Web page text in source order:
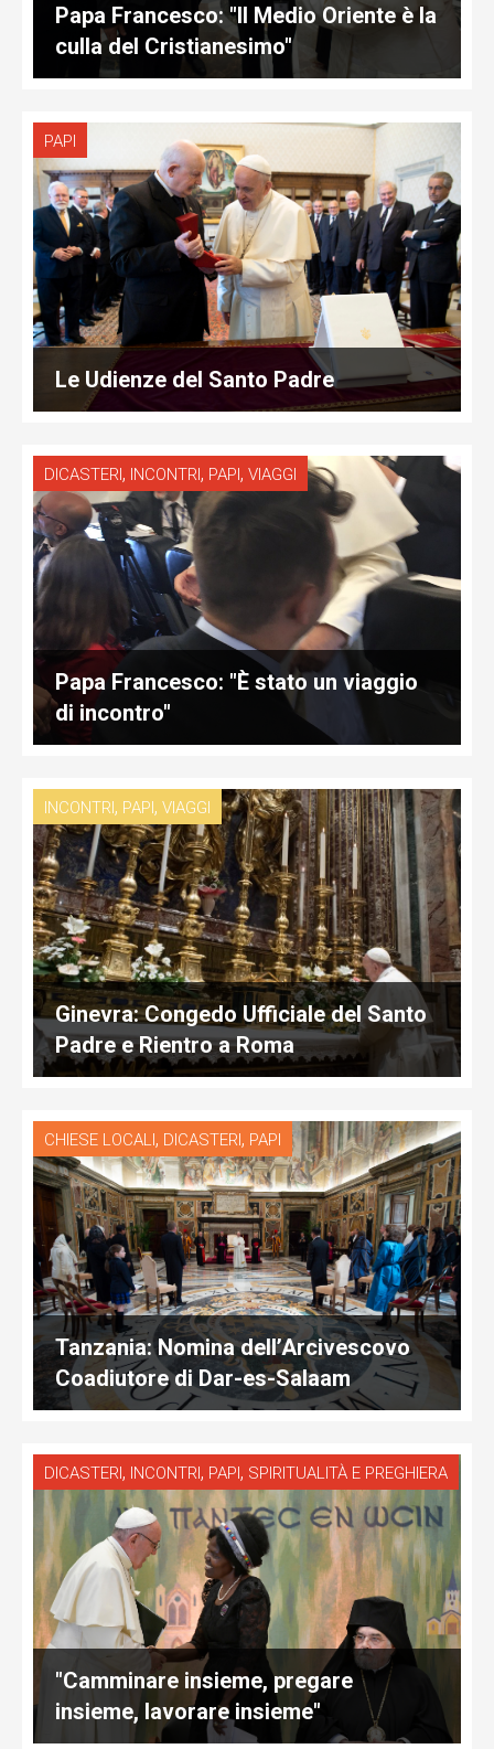
Papa Francesco: "Il Medio Oriente è la
culla del Cristianesimo"
PAPI
Le Udienze del Santo Padre
DICASTERI, INCONTRI, PAPI, VIAGGI
Papa Francesco: "È stato un viaggio
di incontro"
INCONTRI, PAPI, VIAGGI
Ginevra: Congedo Ufficiale del Santo
Padre e Rientro a Roma
CHIESE LOCALI, DICASTERI, PAPI
Tanzania: Nomina dell’Arcivescovo
Coadiutore di Dar-es-Salaam
DICASTERI, INCONTRI, PAPI, SPIRITUALITÀ E PREGHIERA
"Camminare insieme, pregare
insieme, lavorare insieme"